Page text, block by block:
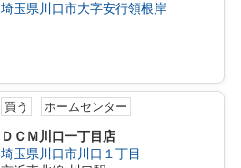
埼玉県川口市大字安行領根岸
買う ホームセンター
ＤＣＭ川口一丁目店
埼玉県川口市川口１丁目